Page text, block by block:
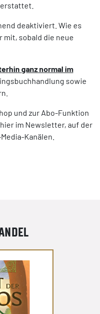
deaktiviert. Wie es
sobald die neue
ganz normal im
sowie
und zur Abo-Funktion
im Newsletter, auf der
Kanälen.